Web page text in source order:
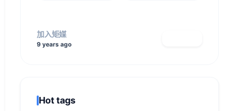
加入矩媒
9 years ago
Hot tags